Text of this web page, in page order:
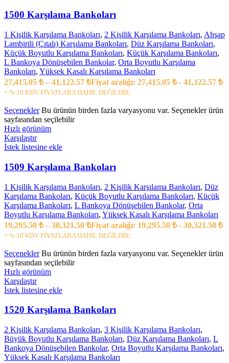
1500 Karşılama Bankoları
1 Kişilik Karşılama Bankoları, 2 Kişilik Karşılama Bankoları, Ahşap
Lambirili (Çıtalı) Karşılama Bankoları, Düz Karşılama Bankoları,
Küçük Boyutlu Karşılama Bankoları, Küçük Karşılama Bankoları,
L Bankoya Dönüşebilen Bankolar, Orta Boyutlu Karşılama
Bankoları, Yüksek Kasalı Karşılama Bankoları
27,415.05 ₺ – 41,122.57 ₺Fiyat aralığı: 27,415.05 ₺ - 41,122.57 ₺
+ % 10 KDV FİYATLARA DAHİL DEĞİLDİR..
Seçenekler Bu ürünün birden fazla varyasyonu var. Seçenekler ürün
sayfasından seçilebilir
Hızlı görünüm
Karşılaştır
İstek listesine ekle
1509 Karşılama Bankoları
1 Kişilik Karşılama Bankoları, 2 Kişilik Karşılama Bankoları, Düz
Karşılama Bankoları, Küçük Boyutlu Karşılama Bankoları, Küçük
Karşılama Bankoları, L Bankoya Dönüşebilen Bankolar, Orta
Boyutlu Karşılama Bankoları, Yüksek Kasalı Karşılama Bankoları
19,295.50 ₺ – 30,321.50 ₺Fiyat aralığı: 19,295.50 ₺ - 30,321.50 ₺
+ % 10 KDV FİYATLARA DAHİL DEĞİLDİR..
Seçenekler Bu ürünün birden fazla varyasyonu var. Seçenekler ürün
sayfasından seçilebilir
Hızlı görünüm
Karşılaştır
İstek listesine ekle
1520 Karşılama Bankoları
2 Kişilik Karşılama Bankoları, 3 Kişilik Karşılama Bankoları,
Büyük Boyutlu Karşılama Bankoları, Düz Karşılama Bankoları, L
Bankoya Dönüşebilen Bankolar, Orta Boyutlu Karşılama Bankoları,
Yüksek Kasalı Karşılama Bankoları